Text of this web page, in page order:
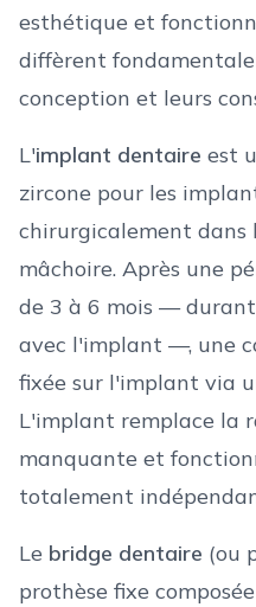
esthétique et
diffèrent
conception et leurs
L'implant dentaire est
zircone pour les
chirurgicalement dans
mâchoire. Après une
de 3 à 6 mois —
avec l'implant —, une
fixée sur l'implant via
L'implant remplace la
manquante et
totalement
Le bridge dentaire (ou
prothèse fixe